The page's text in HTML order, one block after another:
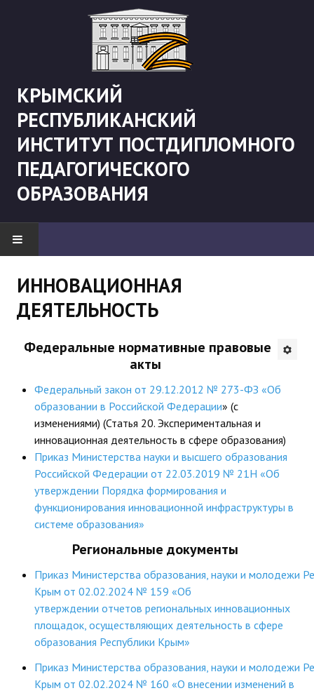
КРЫМСКИЙ
РЕСПУБЛИКАНСКИЙ
ИНСТИТУТ ПОСТДИПЛОМНОГО
ПЕДАГОГИЧЕСКОГО
ОБРАЗОВАНИЯ
"Боевая" русистика
ИНСТИТУТ
Противодействие коррупции
В ПОМОЩЬ УЧИТЕЛЮ
Организация УВП
ГИА
Карта ГИА РК
Советуем прочитать
Готовимся к новому учебному году 2026-2027
ДПО
Профессиональная переподготовка
ИННОВАЦИОННАЯ
ДЕЯТЕЛЬНОСТЬ
Федеральные нормативные правовые
акты
Федеральный закон от 29.12.2012 № 273-ФЗ «Об
образовании в Российской Федерации» (с
изменениями) (Статья 20. Экспериментальная и
инновационная деятельность в сфере образования)
Приказ Министерства науки и высшего образования
Российской Федерации от 22.03.2019 № 21Н «Об
утверждении Порядка формирования и
функционирования инновационной инфраструктуры в
системе образования»
Региональные документы
Приказ Министерства образования, науки и молодежи
Крым от 02.02.2024 № 159 «Об
утверждении отчетов региональных инновационных
площадок, осуществляющих деятельность в сфере
образования Республики Крым»
Приказ Министерства образования, науки и молодежи
Крым от 02.02.2024 № 160 «О внесении изменений в